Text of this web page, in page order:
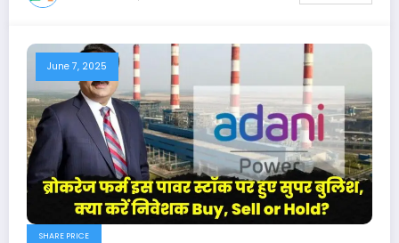
June 7, 2025
SHARE PRICE